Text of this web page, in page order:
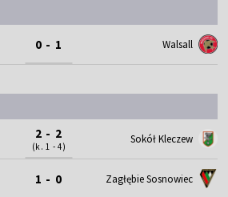
0 - 1 Walsall
2 - 2
(k. 1 - 4)
Sokół Kleczew
1 - 0 Zagłębie Sosnowiec